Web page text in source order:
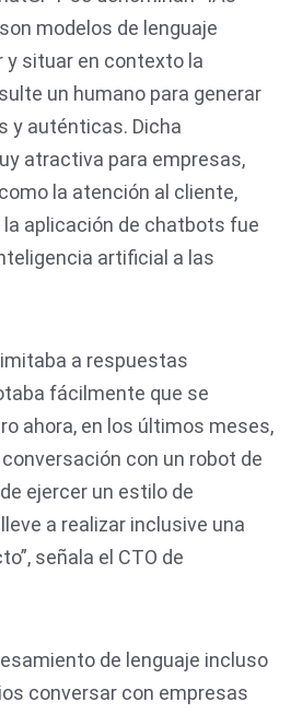
modelos de lenguaje
y situar en contexto la
un humano para generar
y auténticas. Dicha
atractiva para empresas,
la atención al cliente,
aplicación de chatbots fue
artificial a las
a respuestas
fácilmente que se
ahora, en los últimos meses,
con un robot de
ejercer un estilo de
a realizar inclusive una
señala el CTO de
de lenguaje incluso
conversar con empresas